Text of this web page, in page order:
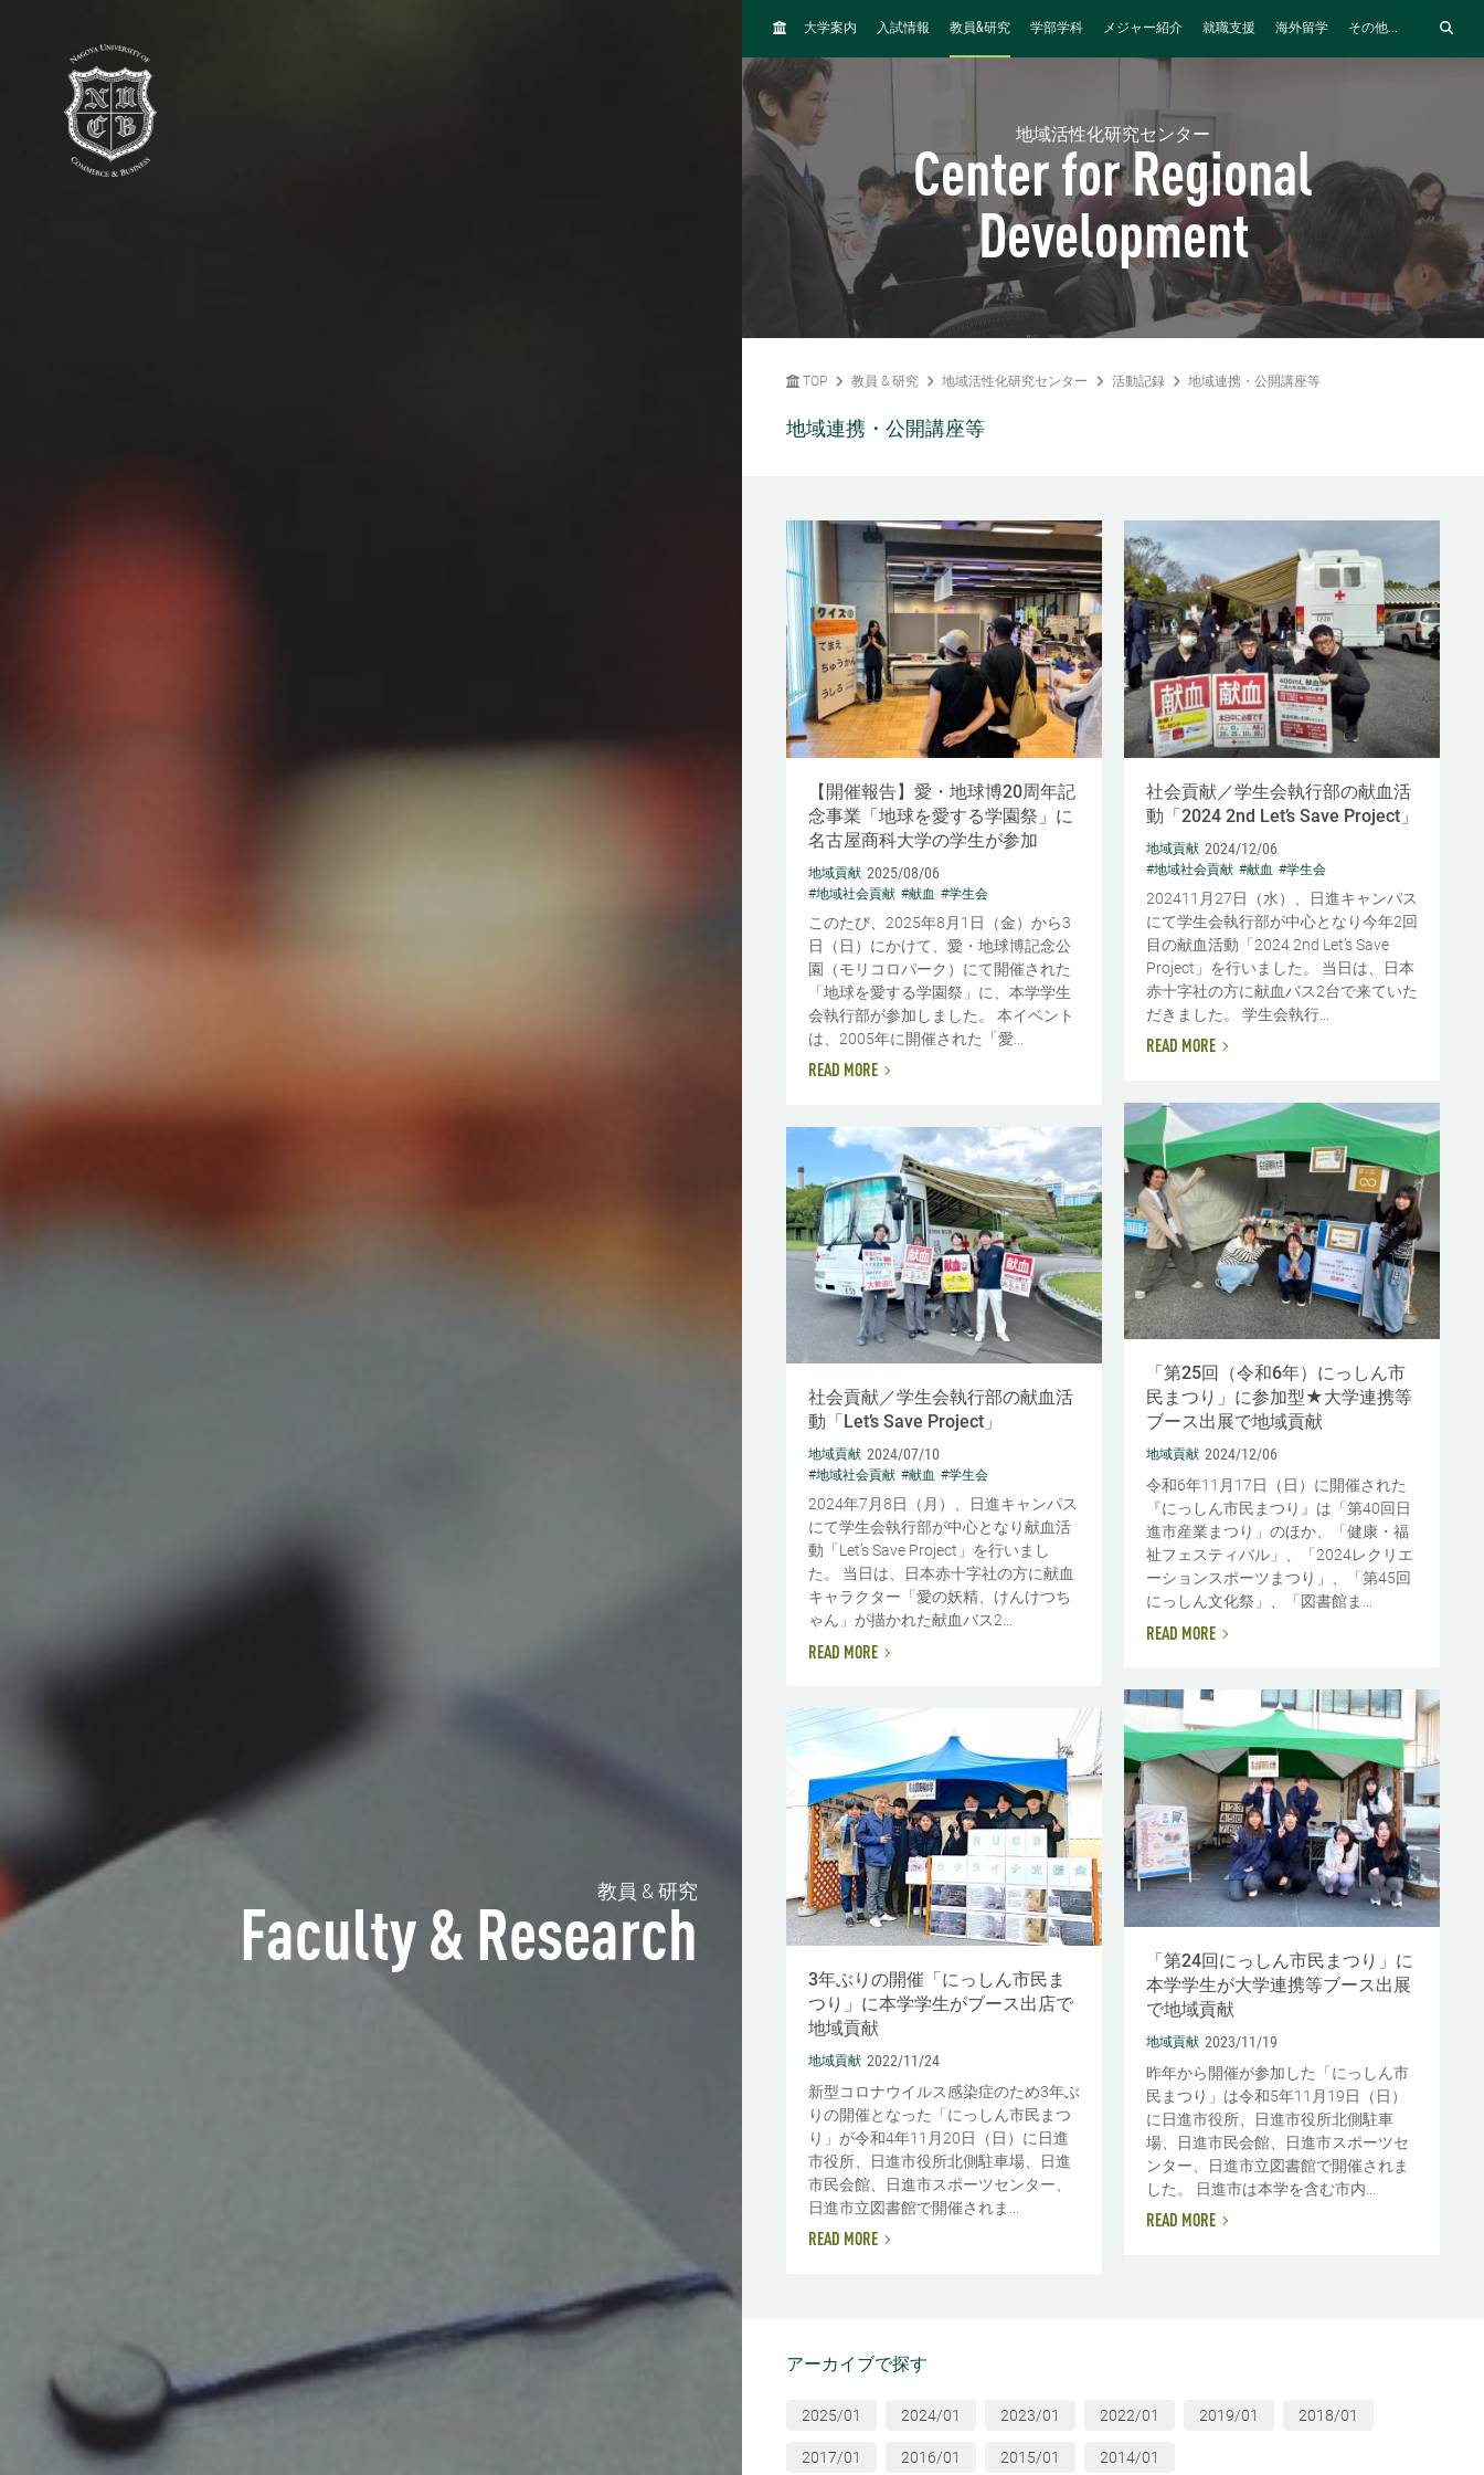
教員 & 研究
Faculty & Research
H
大学案内 入試情報 教員&研究 学部学科 メジャー紹介 就職支援 海外留学 その他...
地域活性化研究センター
Center for Regional
Development
TOP 教員 & 研究 地域活性化研究センター 活動記録 地域連携・公開講座等
地域連携・公開講座等
【開催報告】愛・地球博20周年記
念事業「地球を愛する学園祭」に
名古屋商科大学の学生が参加
地域貢献 2025/08/06
#地域社会貢献 #献血 #学生会
このたび、2025年8月1日（金）から3
日（日）にかけて、愛・地球博記念公
園（モリコロパーク）にて開催された
「地球を愛する学園祭」に、本学学生
会執行部が参加しました。 本イベント
は、2005年に開催された「愛...
READ MORE
社会貢献／学生会執行部の献血活
動「2024 2nd Let’s Save Project」
地域貢献 2024/12/06
#地域社会貢献 #献血 #学生会
202411月27日（水）、日進キャンパス
にて学生会執行部が中心となり今年2回
目の献血活動「2024 2nd Let’s Save
Project」を行いました。 当日は、日本
赤十字社の方に献血バス2台で来ていた
だきました。 学生会執行...
READ MORE
「第25回（令和6年）にっしん市
民まつり」に参加型★大学連携等
ブース出展で地域貢献
地域貢献 2024/12/06
令和6年11月17日（日）に開催された
『にっしん市民まつり』は「第40回日
進市産業まつり」のほか、「健康・福
祉フェスティバル」、「2024レクリエ
ーションスポーツまつり」、「第45回
にっしん文化祭」、「図書館ま...
READ MORE
社会貢献／学生会執行部の献血活
動「Let’s Save Project」
地域貢献 2024/07/10
#地域社会貢献 #献血 #学生会
2024年7月8日（月）、日進キャンパス
にて学生会執行部が中心となり献血活
動「Let’s Save Project」を行いまし
た。 当日は、日本赤十字社の方に献血
キャラクター「愛の妖精、けんけつち
ゃん」が描かれた献血バス2...
READ MORE
「第24回にっしん市民まつり」に
本学学生が大学連携等ブース出展
で地域貢献
地域貢献 2023/11/19
昨年から開催が参加した「にっしん市
民まつり」は令和5年11月19日（日）
に日進市役所、日進市役所北側駐車
場、日進市民会館、日進市スポーツセ
ンター、日進市立図書館で開催されま
した。 日進市は本学を含む市内...
READ MORE
3年ぶりの開催「にっしん市民ま
つり」に本学学生がブース出店で
地域貢献
地域貢献 2022/11/24
新型コロナウイルス感染症のため3年ぶ
りの開催となった「にっしん市民まつ
り」が令和4年11月20日（日）に日進
市役所、日進市役所北側駐車場、日進
市民会館、日進市スポーツセンター、
日進市立図書館で開催されま...
READ MORE
アーカイブで探す
2025/01 2024/01 2023/01 2022/01 2019/01 2018/01
2017/01 2016/01 2015/01 2014/01